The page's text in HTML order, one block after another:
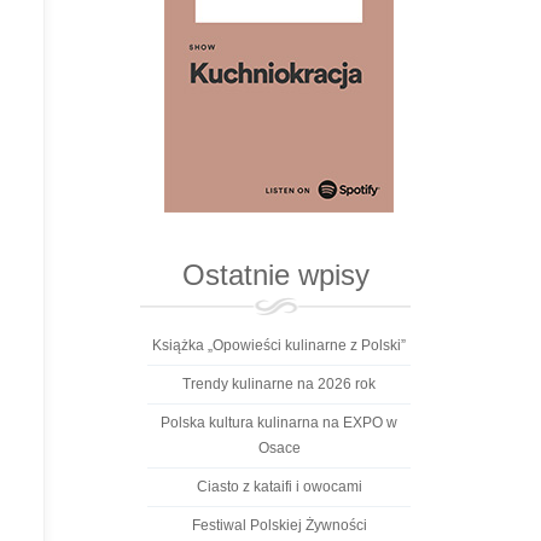
Ostatnie wpisy
Książka „Opowieści kulinarne z Polski”
Trendy kulinarne na 2026 rok
Polska kultura kulinarna na EXPO w
Osace
Ciasto z kataifi i owocami
Festiwal Polskiej Żywności